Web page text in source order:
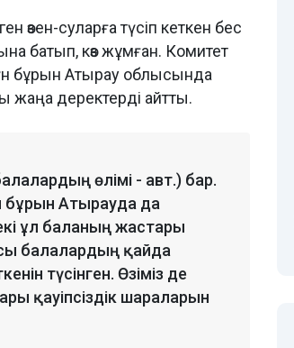
өзен-суларға түсіп кеткен бес
батып, көз жұмған. Комитет
бұрын Атырау облысында
жаңа деректерді айтты.
өлімі - авт.) бар.
бұрын Атырауда да
ұл баланың жастары
балалардың қайда
түсінген. Өзіміз де
қауіпсіздік шараларын